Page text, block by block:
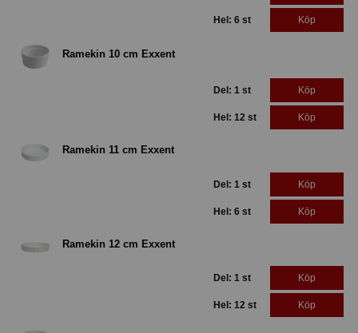
Hel: 6 st Köp
Ramekin 10 cm Exxent
Del: 1 st Köp
Hel: 12 st Köp
Ramekin 11 cm Exxent
Del: 1 st Köp
Hel: 6 st Köp
Ramekin 12 cm Exxent
Del: 1 st Köp
Hel: 12 st Köp